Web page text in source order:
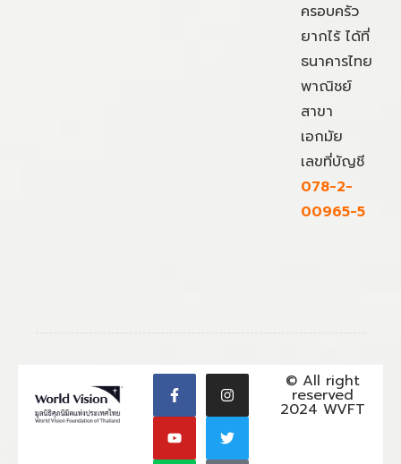
ครอบครัว
ยากไร้ ได้ที่
ธนาคารไทย
พาณิชย์
สาขา
เอกมัย
เลขที่บัญชี
078-2-
00965-5
© All right
reserved
2024 WVFT